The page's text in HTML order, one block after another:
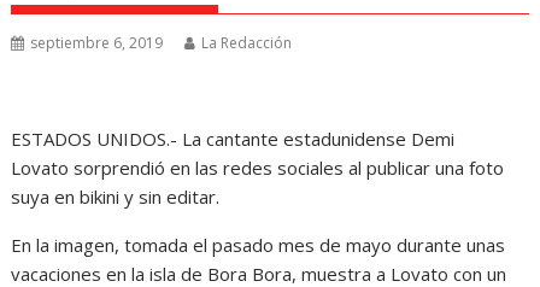
septiembre 6, 2019 La Redacción
ESTADOS UNIDOS.- La cantante estadunidense Demi
Lovato sorprendió en las redes sociales al publicar una foto
suya en bikini y sin editar.
En la imagen, tomada el pasado mes de mayo durante unas
vacaciones en la isla de Bora Bora, muestra a Lovato con un